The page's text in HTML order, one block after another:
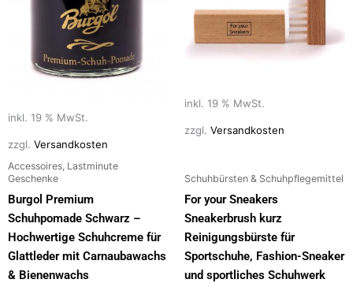
inkl. 19 % MwSt.
zzgl. Versandkosten
Accessoires, Lastminute
Geschenke
Burgol Premium
Schuhpomade Schwarz –
Hochwertige Schuhcreme für
Glattleder mit Carnaubawachs
& Bienenwachs
inkl. 19 % MwSt.
zzgl. Versandkosten
Schuhbürsten & Schuhpflegemittel
For your Sneakers
Sneakerbrush kurz
Reinigungsbürste für
Sportschuhe, Fashion-Sneaker
und sportliches Schuhwerk